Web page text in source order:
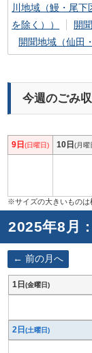
川地域（鰻・尾下
を除く））
開
開聞地域（仙田
今週のごみ
9日(日曜日) 10日(月曜
2025年8月
前の月へ
1日 (金曜日)
2日 (土曜日)